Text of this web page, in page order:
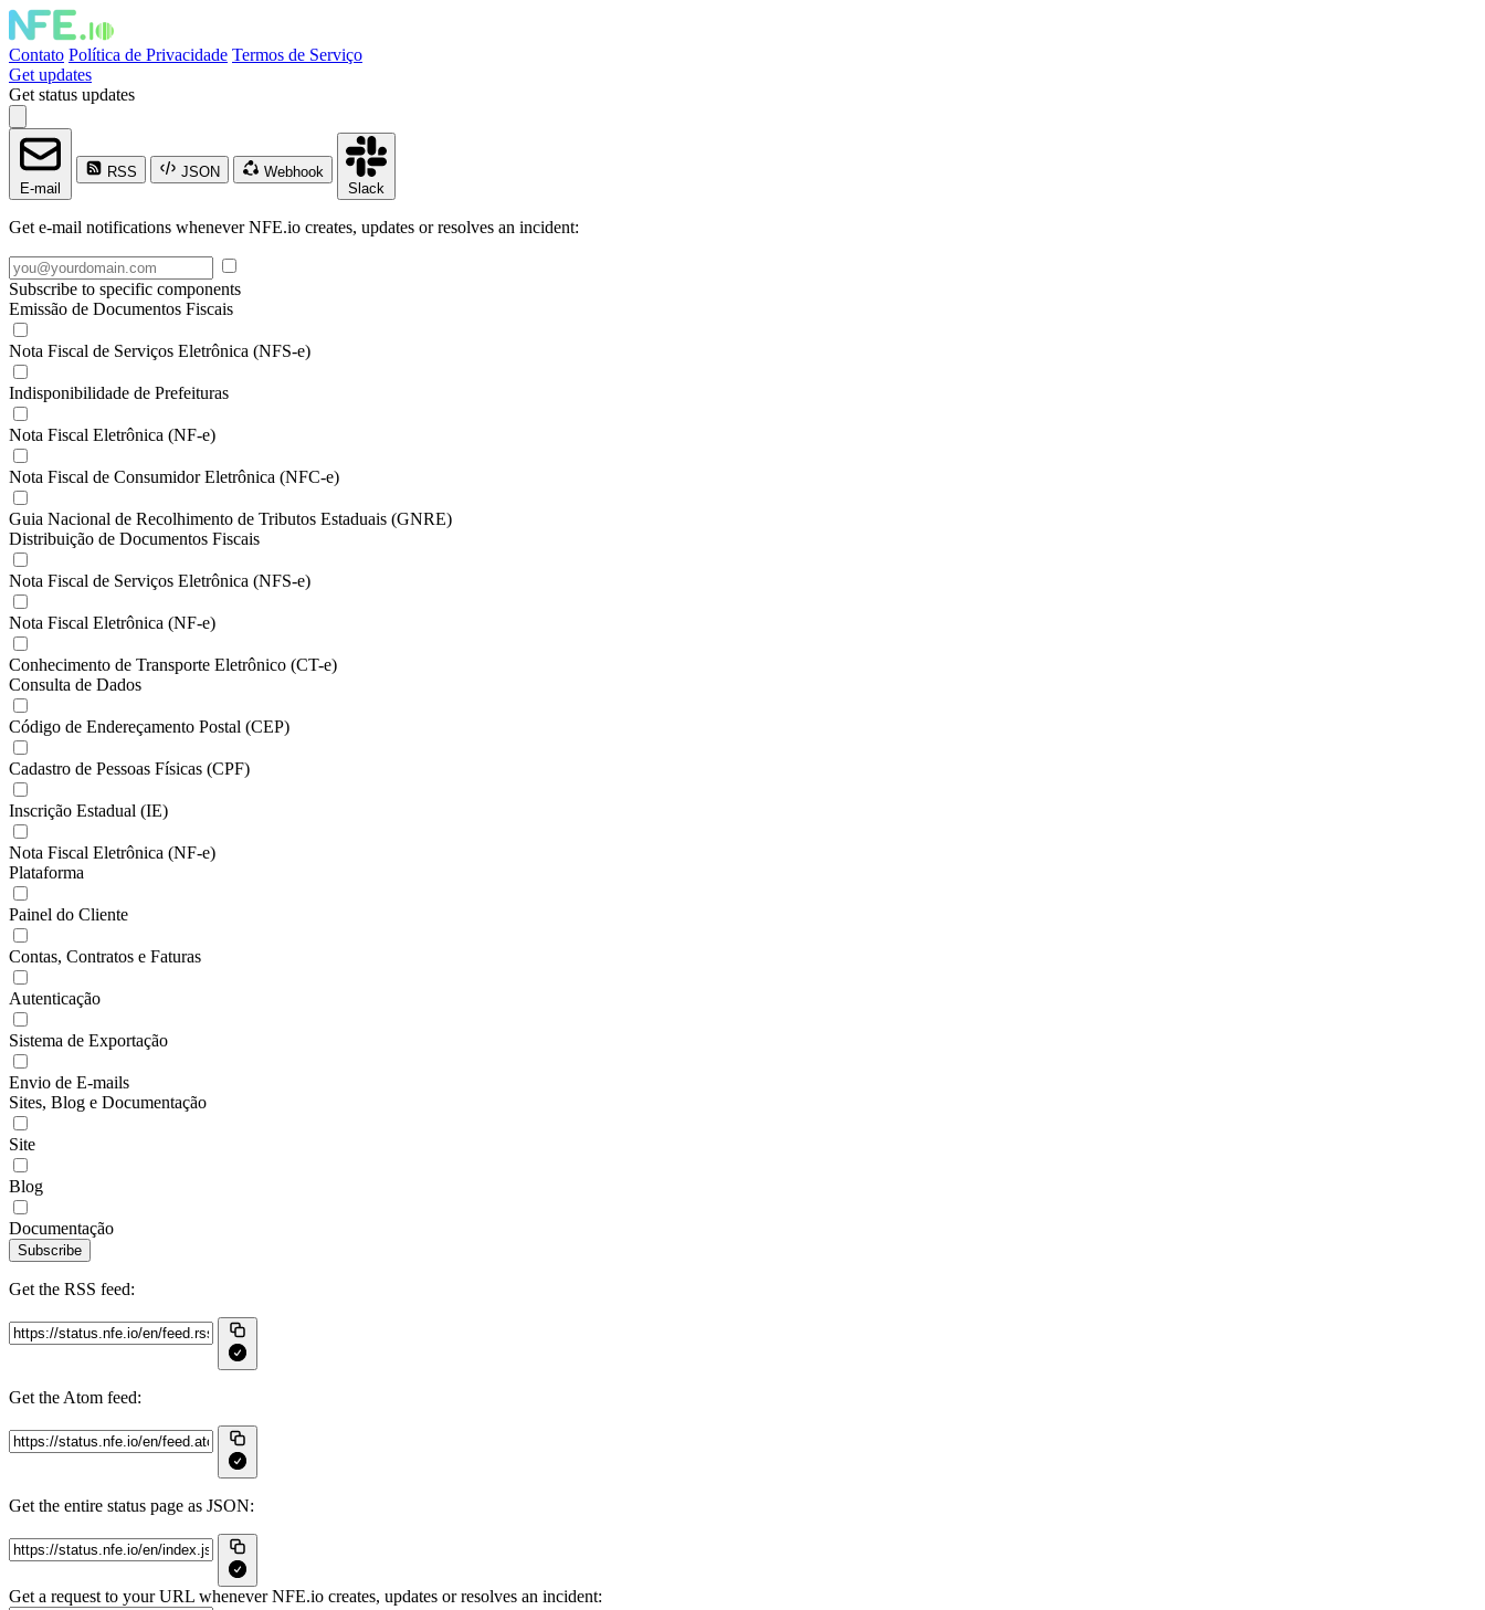
Contato Política de Privacidade Termos de Serviço
Get updates
Get status updates
E-mail
RSS JSON
Webhook
Slack
Get e-mail notifications whenever NFE.io creates, updates or resolves an incident:
Subscribe to specific components
Emissão de Documentos Fiscais
Nota Fiscal de Serviços Eletrônica (NFS-e)
Indisponibilidade de Prefeituras
Nota Fiscal Eletrônica (NF-e)
Nota Fiscal de Consumidor Eletrônica (NFC-e)
Guia Nacional de Recolhimento de Tributos Estaduais (GNRE)
Distribuição de Documentos Fiscais
Nota Fiscal de Serviços Eletrônica (NFS-e)
Nota Fiscal Eletrônica (NF-e)
Conhecimento de Transporte Eletrônico (CT-e)
Consulta de Dados
Código de Endereçamento Postal (CEP)
Cadastro de Pessoas Físicas (CPF)
Inscrição Estadual (IE)
Nota Fiscal Eletrônica (NF-e)
Plataforma
Painel do Cliente
Contas, Contratos e Faturas
Autenticação
Sistema de Exportação
Envio de E-mails
Sites, Blog e Documentação
Site
Blog
Documentação
Subscribe
Get the RSS feed:
Get the Atom feed:
Get the entire status page as JSON:
Get a request to your URL whenever NFE.io creates, updates or resolves an incident: